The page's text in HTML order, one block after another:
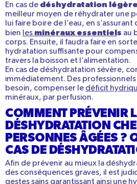
En cas de déshydratation
meilleur moyen de réhydrater une
lui faire boire de l’eau, en
bien les minéraux essentiel s au
corps. Ensuite, il faudra faire en
hydratation suffisante pour
travers la boisson et l’alimentation.
En cas de déshydratation sévère,
immédiatement. Des
besoin, compenser le déficit hydriqu
minéraux, par perfusion.
COMMENT PRÉVENIR
DÉSHYDRATATION
PERSONNES ÂGÉES ?
CAS DE
Afin de prévenir au mieux la
des conséquences graves, il est
gestes sains garantissant ainsi une